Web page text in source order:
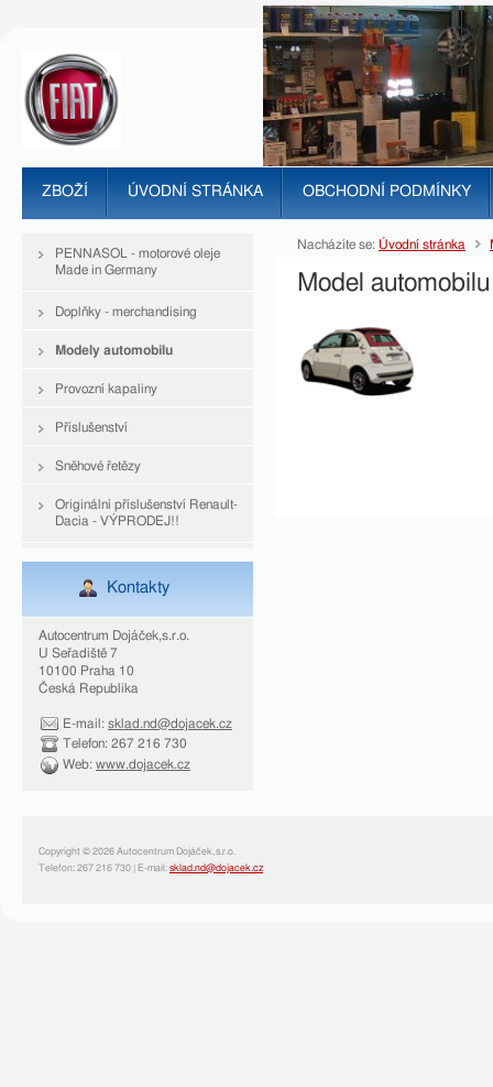
ZBOŽÍ ÚVODNÍ STRÁNKA OBCHODNÍ PODMÍNKY
PENNASOL - motorové oleje
Made in Germany
Doplňky - merchandising
Modely automobilu
Provozní kapaliny
Příslušenství
Sněhové řetězy
Originální příslušenství Renault-
Dacia - VÝPRODEJ!!
Kontakty
Autocentrum Dojáček,s.r.o.
U Seřadiště 7
10100 Praha 10
Česká Republika
E-mail: sklad.nd@dojacek.cz
Telefon: 267 216 730
Web: www.dojacek.cz
Nacházíte se: Úvodní stránka
Model
Copyright © 2026 Autocentrum Dojáček,s.r.o.
Telefon: 267 216 730 | E-mail: sklad.nd@dojacek.cz